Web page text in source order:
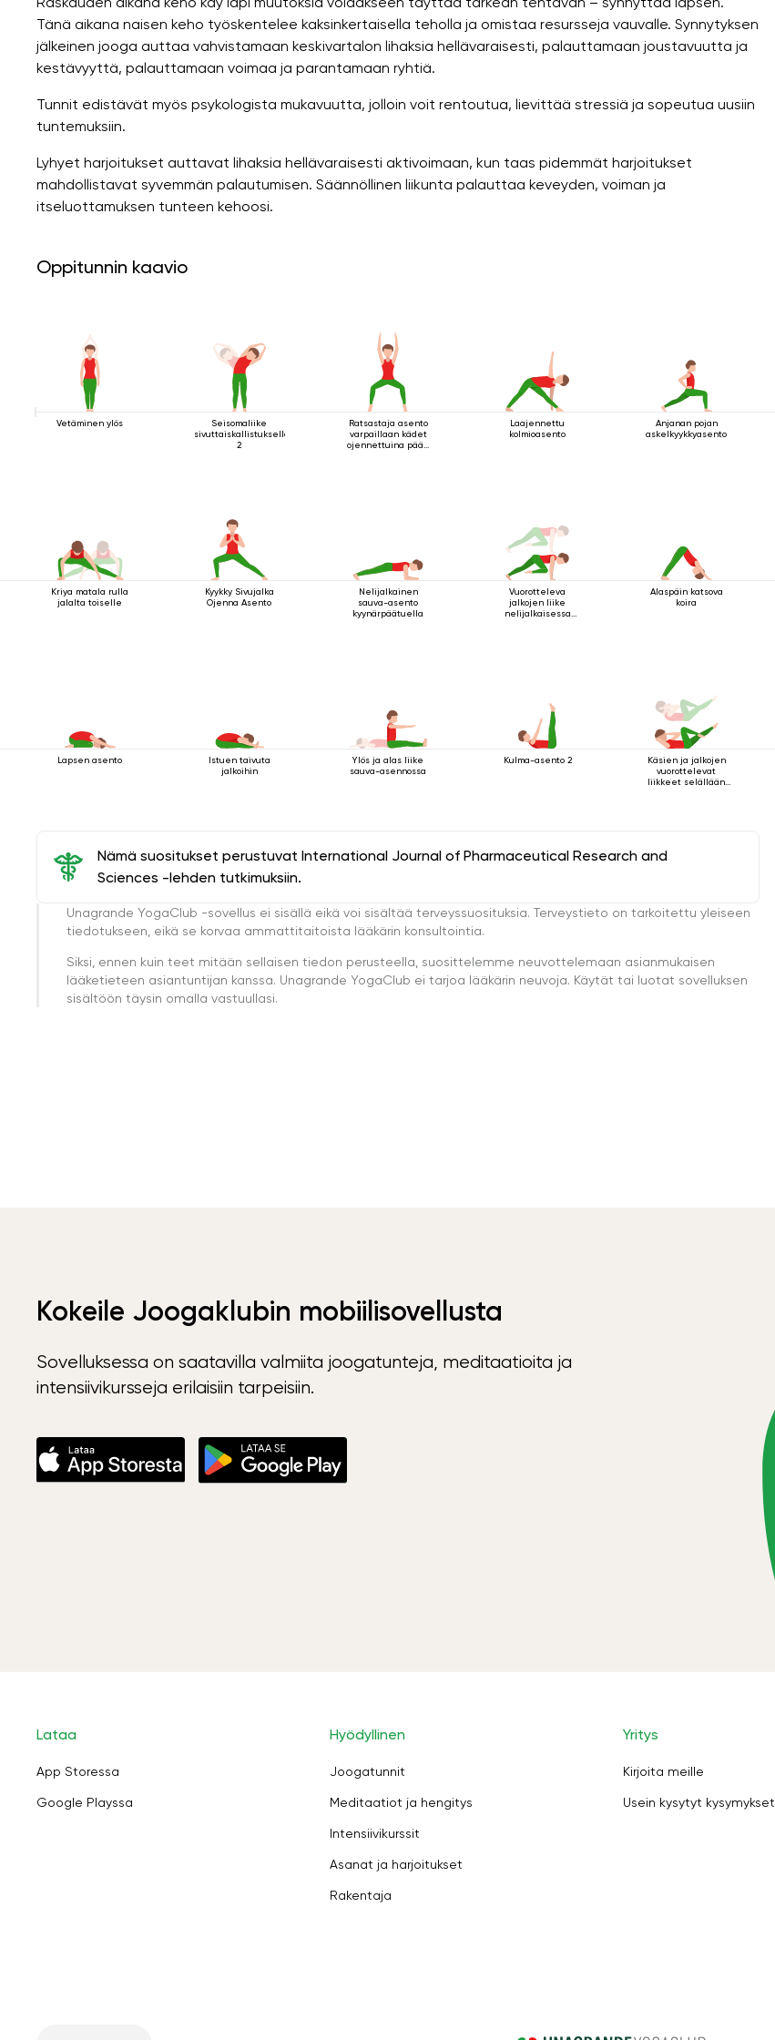
Tänä aikana naisen keho työskentelee kaksinkertaisella teholla ja omistaa resursseja vauvalle. Synnytyksen
jälkeinen jooga auttaa vahvistamaan keskivartalon lihaksia hellävaraisesti, palauttamaan joustavuutta ja
kestävyyttä, palauttamaan voimaa ja parantamaan ryhtiä.
Tunnit edistävät myös psykologista mukavuutta, jolloin voit rentoutua, lievittää stressiä ja sopeutua uusiin
tuntemuksiin.
Lyhyet harjoitukset auttavat lihaksia hellävaraisesti aktivoimaan, kun taas pidemmät harjoitukset
mahdollistavat syvemmän palautumisen. Säännöllinen liikunta palauttaa keveyden, voiman ja
itseluottamuksen tunteen kehoosi.
Oppitunnin kaavio
Vetäminen ylös
Seisomaliike
sivuttaiskallistuksella
2
Ratsastaja asento
varpaillaan kädet
ojennettuina pään
Laajennettu
kolmioasento
Anjanan pojan
askelkyykkyasento
Kriya matala rulla
jalalta toiselle
Kyykky Sivujalka
Ojenna Asento
Nelijalkainen
sauva-asento
kyynärpäätuella
Vuorotteleva
jalkojen liike
nelijalkaisessa
Alaspäin katsova
koira
Lapsen asento
Istuen taivuta
jalkoihin
Ylös ja alas liike
sauva-asennossa
Kulma-asento 2
Käsien ja jalkojen
vuorottelevat
liikkeet selällään
Nämä suositukset perustuvat International Journal of Pharmaceutical Research and
Sciences -lehden tutkimuksiin.
Unagrande YogaClub -sovellus ei sisällä eikä voi sisältää terveyssuosituksia. Terveystieto on tarkoitettu yleiseen
tiedotukseen, eikä se korvaa ammattitaitoista lääkärin konsultointia.
Siksi, ennen kuin teet mitään sellaisen tiedon perusteella, suosittelemme neuvottelemaan asianmukaisen
lääketieteen asiantuntijan kanssa. Unagrande YogaClub ei tarjoa lääkärin neuvoja. Käytät tai luotat sovelluksen
sisältöön täysin omalla vastuullasi.
Kokeile Joogaklubin mobiilisovellusta
Sovelluksessa on saatavilla valmiita joogatunteja, meditaatioita ja
intensiivikursseja erilaisiin tarpeisiin.
Lataa
App Storessa
Google Playssa
Hyödyllinen
Joogatunnit
Meditaatiot ja hengitys
Intensiivikurssit
Asanat ja harjoitukset
Rakentaja
Yritys
Kirjoita meille
Usein kysytyt kysymykset